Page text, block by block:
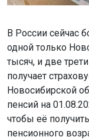
В России сейчас
одной только
тысяч, и две
получает
Новосибирской
пенсий на
чтобы её
пенсионного